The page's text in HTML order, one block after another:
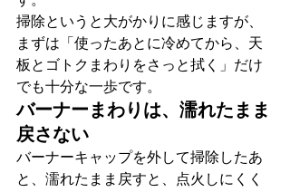
掃除というと大がかりに感じますが、
まずは「使ったあとに冷めてから、天
板とゴトクまわりをさっと拭く」だけ
でも十分な一歩です。
バーナーまわりは、濡れたまま
戻さない
バーナーキャップを外して掃除したあ
と、濡れたまま戻すと、点火しにくく